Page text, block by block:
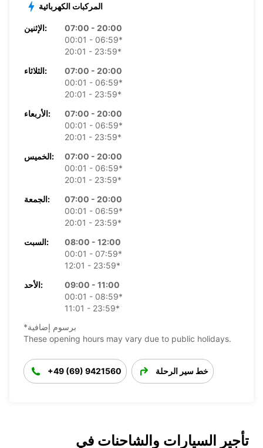
المركبات الكهربائية
الإثنين:
07:00 - 20:00
00:01 - 06:59*
20:01 - 23:59*
الثلاثاء:
07:00 - 20:00
00:01 - 06:59*
20:01 - 23:59*
الأربعاء:
07:00 - 20:00
00:01 - 06:59*
20:01 - 23:59*
الخميس:
07:00 - 20:00
00:01 - 06:59*
20:01 - 23:59*
الجمعة:
07:00 - 20:00
00:01 - 06:59*
20:01 - 23:59*
السبت:
08:00 - 12:00
00:01 - 07:59*
12:01 - 23:59*
الأحد:
09:00 - 11:00
00:01 - 08:59*
11:01 - 23:59*
*برسوم إضافية
These opening hours may vary due to public holidays.
+49 (69) 9421560 خط سير الرحلة
تأجير السيارات والشاحنات في